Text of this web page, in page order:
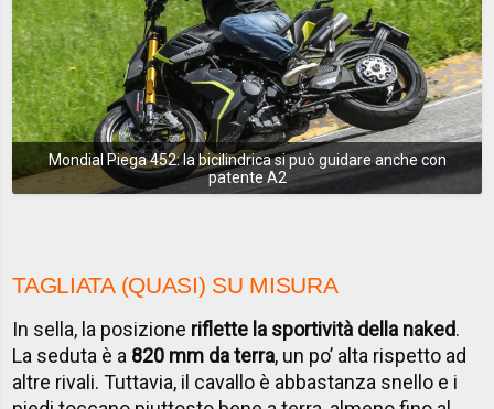
Mondial Piega 452: la bicilindrica si può guidare anche con
patente A2
TAGLIATA (QUASI) SU MISURA
In sella, la posizione riflette la sportività della naked.
La seduta è a 820 mm da terra, un po’ alta rispetto ad
altre rivali. Tuttavia, il cavallo è abbastanza snello e i